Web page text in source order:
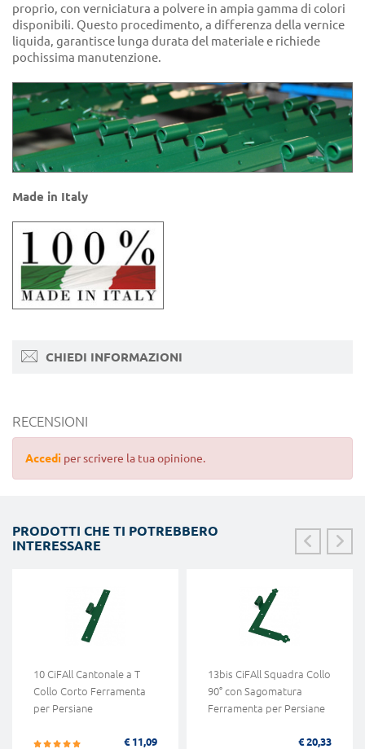
proprio, con verniciatura a polvere in ampia gamma di colori
disponibili. Questo procedimento, a differenza della vernice
liquida, garantisce lunga durata del materiale e richiede
pochissima manutenzione.
Made in Italy
CHIEDI INFORMAZIONI
RECENSIONI
Accedi per scrivere la tua opinione.
PRODOTTI CHE TI POTREBBERO
INTERESSARE
10 CiFAll Cantonale a T
Collo Corto Ferramenta
per Persiane
€ 11,09
13bis CiFAll Squadra Collo
90° con Sagomatura
Ferramenta per Persiane
€ 20,33